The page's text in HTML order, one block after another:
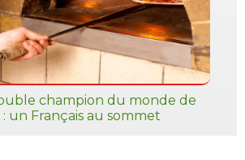
champion du monde de
: un Français au sommet